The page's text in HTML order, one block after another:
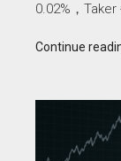
0.02%，
Continue